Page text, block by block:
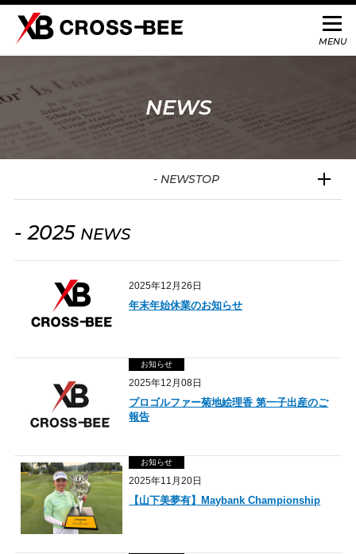
NEWS
- 2025 NEWS
2025年12月26日
年末年始休業のお知らせ
お知らせ
2025年12月08日
プロゴルファー菊地絵理香 第一子出産のご
報告
お知らせ
2025年11月20日
【山下美夢有】Maybank Championship
- NEWSTOP